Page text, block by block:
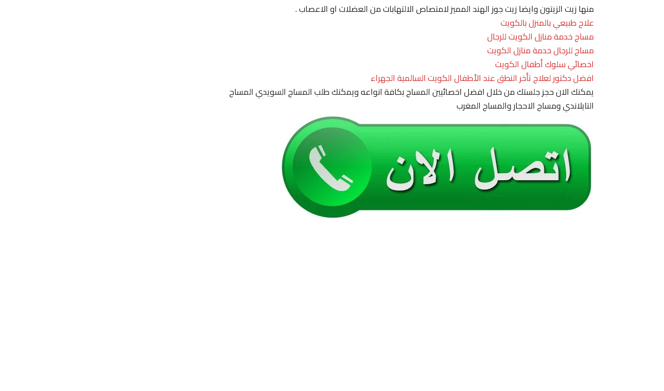
منها زيت الزيتون وايضا زيت جوز الهند المميز لامتصاص الالتهابات من العضلات او الاعصاب .
علاج طبيعي بالمنزل بالكويت
مساج خدمة منازل الكويت للرجال
مساج للرجال خدمة منازل الكويت
اخصائي سلوك أطفال الكويت
افضل دكتور لعلاج تأخر النطق عند الأطفال الكويت السالمية الجهراء
يمكنك الان حجز جلستك من خلال افضل اخصائيين المساج بكافة انواعه ويمكنك طلب المساج السويدي المساج
التايلاندي ومساج الاحجار والمساج المغرب